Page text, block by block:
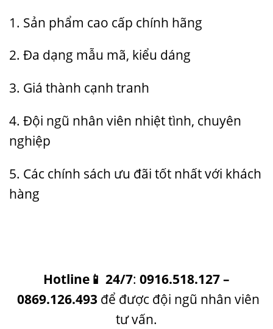
1. Sản phẩm cao cấp chính hãng
2. Đa dạng mẫu mã, kiểu dáng
3. Giá thành cạnh tranh
4. Đội ngũ nhân viên nhiệt tình, chuyên
nghiệp
5. Các chính sách ưu đãi tốt nhất với khách
hàng
Hotline 📱 24/7: 0916.518.127–
0869.126.493để được đội ngũ nhân viên
tư vấn.